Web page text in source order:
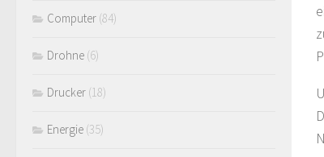
Computer (84)
Drohne (6)
Drucker (18)
Energie (35)